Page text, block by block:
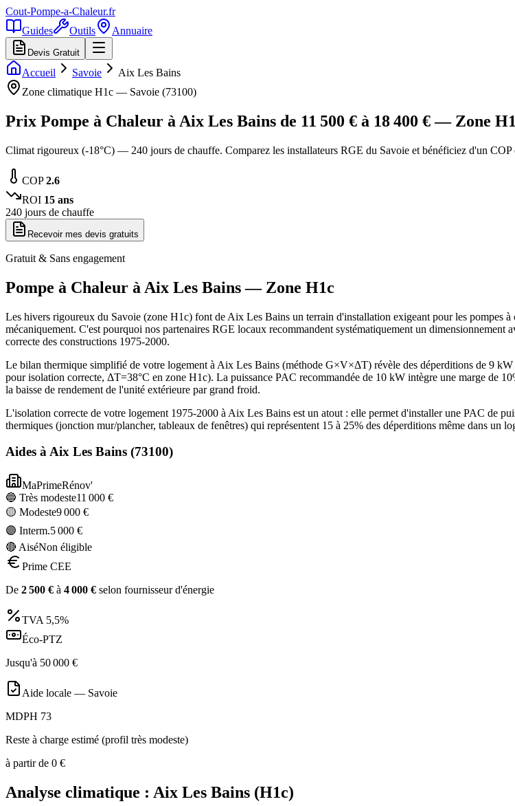
Cout-Pompe-a-Chaleur.fr
Guides
Outils Annuaire
Devis Gratuit
Accueil Savoie
Aix Les Bains
Zone climatique H1c — Savoie (73100)
Prix Pompe à Chaleur à Aix Les Bains de 11 500 € à 18 400 € — Zone
Climat rigoureux (-18°C) — 240 jours de chauffe. Comparez les installateurs RGE du Savoie et bénéficiez d'un COP
COP2.6
ROI 15 ans
240 jours de chauffe
Recevoir mes devis gratuits
Gratuit & Sans engagement
Pompe à Chaleur à Aix Les Bains— Zone H1c
Les hivers rigoureux du Savoie (zone H1c) font de Aix Les Bains un terrain d'installation exigeant pour les pompes
mécaniquement. C'est pourquoi nos partenaires RGE locaux recommandent systématiquement un
correcte des constructions 1975-2000.
Le bilan thermique simplifié de votre logement à Aix Les Bains (méthode G×V×ΔT) révèle des déperditions de 9
pour isolation correcte, ΔT=38°C en zone H1c). La puissance PAC recommandée de 10 kW intègre une marge de
la baisse de rendement de l'unité extérieure par grand froid.
L'isolation correcte de votre logement 1975-2000 à Aix Les Bains est un atout : elle permet d'installer une PAC de
thermiques (jonction mur/plancher, tableaux de fenêtres) qui représentent 15 à 25% des déperditions même dans un
Aides àAix Les Bains (73100)
MaPrimeRénov'
🔵 Très modeste11 000 €
🟡 Modeste9 000 €
🟣 Interm.5 000 €
🔴 AiséNon éligible
Prime CEE
De 2 500 € à 4 000 € selon fournisseur d'énergie
TVA 5,5%
Éco-PTZ
Jusqu'à 50 000 €
Aide locale — Savoie
MDPH 73
Reste à charge estimé (profil très modeste)
à partir de 0 €
Analyse climatique : Aix Les Bains (H1c)